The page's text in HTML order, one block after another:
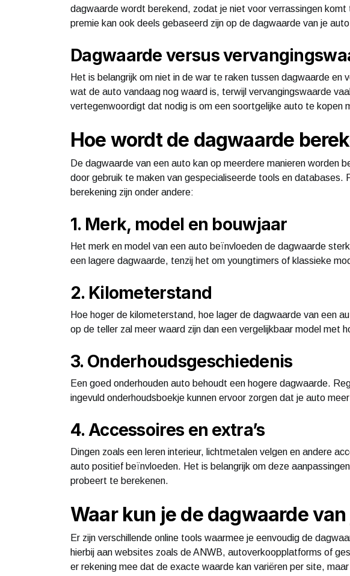
dagwaarde wordt berekend, zodat je niet voor verrassingen
premie kan ook deels gebaseerd zijn op de dagwaarde van je
Dagwaarde versus
Het is belangrijk om niet in de war te raken tussen dagwaarde en
wat de auto vandaag nog waard is, terwijl vervangingswaarde
vertegenwoordigt dat nodig is om een soortgelijke auto te kopen
Hoe wordt de dagwaarde
De dagwaarde van een auto kan op meerdere manieren worden
door gebruik te maken van gespecialiseerde tools en databases.
berekening zijn onder andere:
1. Merk, model en bouwjaar
Het merk en model van een auto beïnvloeden de dagwaarde
een lagere dagwaarde, tenzij het om youngtimers of klassieke
2. Kilometerstand
Hoe hoger de kilometerstand, hoe lager de dagwaarde van een
op de teller zal meer waard zijn dan een vergelijkbaar model met
3. Onderhoudsgeschiedenis
Een goed onderhouden auto behoudt een hogere dagwaarde.
ingevuld onderhoudsboekje kunnen ervoor zorgen dat je auto
4. Accessoires en extra’s
Dingen zoals een leren interieur, lichtmetalen velgen en andere
auto positief beïnvloeden. Het is belangrijk om deze
probeert te berekenen.
Waar kun je de dagwaarde
Er zijn verschillende online tools waarmee je eenvoudig de
hierbij aan websites zoals de ANWB, autoverkoopplatforms of
er rekening mee dat de exacte waarde kan variëren per site,